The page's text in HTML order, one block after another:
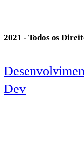
2021 - Todos os
Dev